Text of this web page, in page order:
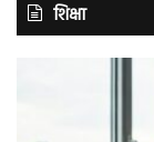
शिक्षा